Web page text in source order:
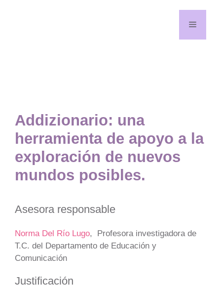
Menú
Addizionario: una
herramienta de apoyo a la
exploración de nuevos
mundos posibles.
Asesora responsable
Norma Del Río Lugo, Profesora investigadora de
T.C. del Departamento de Educación y
Comunicación
Justificación